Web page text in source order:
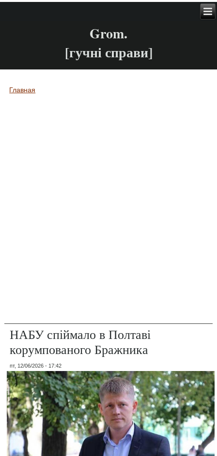
Grom.
[гучні справи]
Вы здесь
Главная
НАБУ спіймало в Полтаві
корумпованого Бражника
пт, 12/06/2026 - 17:42